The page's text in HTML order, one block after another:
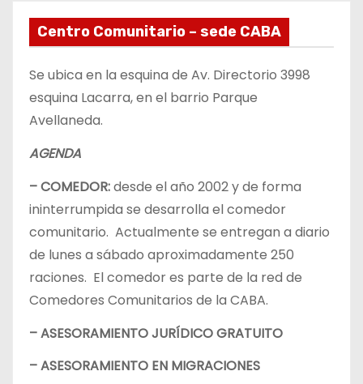
Centro Comunitario – sede CABA
Se ubica en la esquina de Av. Directorio 3998
esquina Lacarra, en el barrio Parque
Avellaneda.
AGENDA
– COMEDOR:desde el año 2002 y de forma
ininterrumpida se desarrolla el comedor
comunitario. Actualmente se entregan a diario
de lunes a sábado aproximadamente 250
raciones. El comedor es parte de la red de
Comedores Comunitarios de la CABA.
– ASESORAMIENTO JURÍDICO GRATUITO
– ASESORAMIENTO EN MIGRACIONES